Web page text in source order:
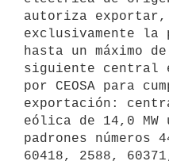
autoriza exportar,
exclusivamente la
hasta un máximo
siguiente central
por CEOSA para
exportación:
eólica de 14,0 MW
padrones números
60418, 2588,